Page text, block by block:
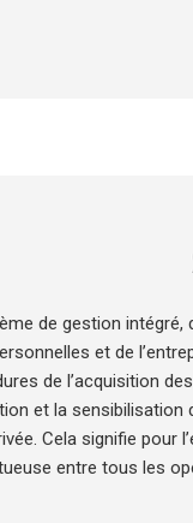
de gestion
et de
de l’acquisition
et la
Cela signifie pour
entre tous les